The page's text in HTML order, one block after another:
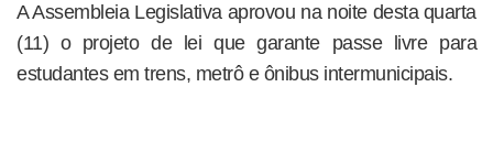
A Assembleia Legislativa aprovou na noite desta quarta
(11) o projeto de lei que garante passe livre para
estudantes em trens, metrô e ônibus intermunicipais.